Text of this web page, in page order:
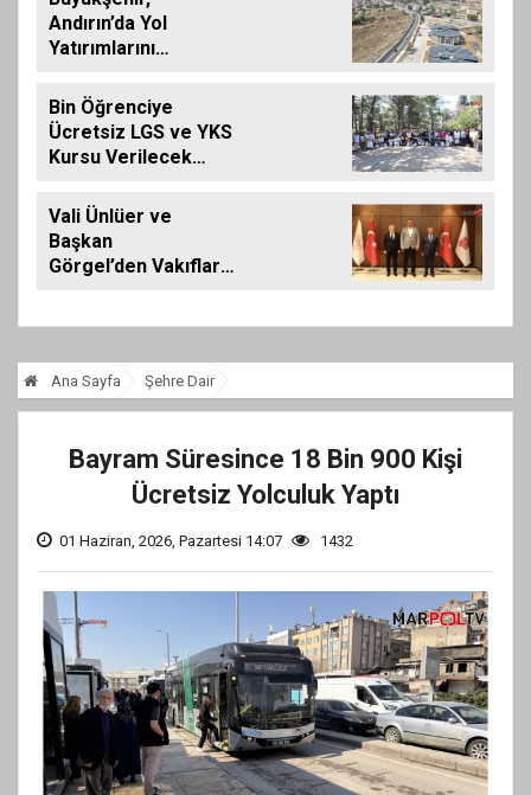
SAKİNLERİYLE
BULUŞTU
Andırın’da Yol
Yatırımlarını
Bin Öğrenciye
Ücretsiz LGS ve YKS
Kursu Verilecek…
Vali Ünlüer ve
Başkan
Görgel’den Vakıflar
Ana Sayfa Şehre Dair
Bayram Süresince 18 Bin 900 Kişi
Ücretsiz Yolculuk Yaptı
01 Haziran, 2026, Pazartesi 14:07 1432